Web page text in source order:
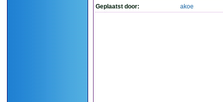
Geplaatst door: akoe